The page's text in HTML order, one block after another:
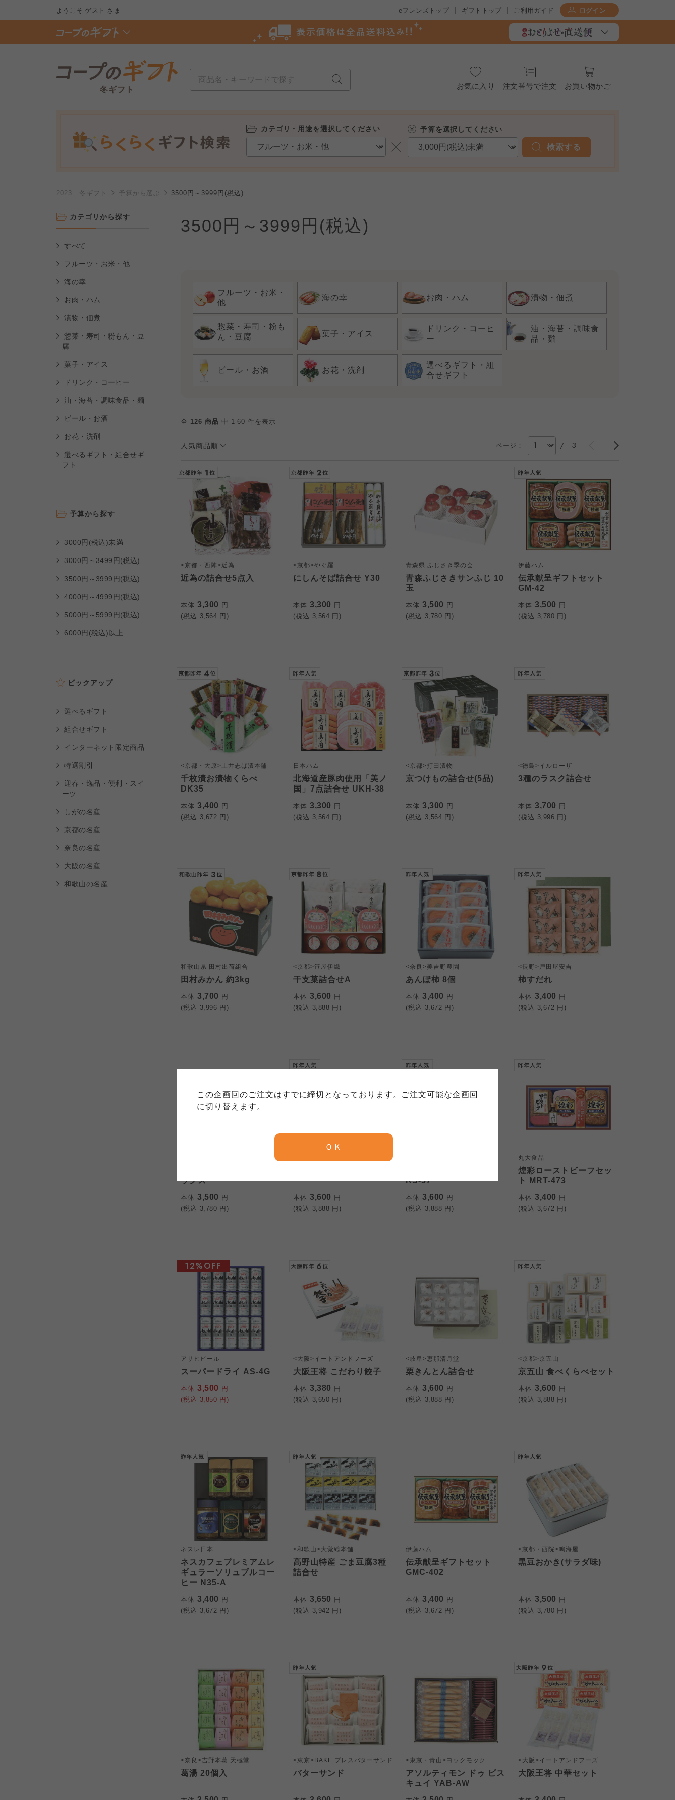
この企画回のご注文はすでに締切となっております。ご注文可能な企画回
に切り替えます。
ＯＫ
ようこそゲスト さま eフレンズトップ ギフトトップ ご利用ガイド ログイン
冬ギフト お気に入り 注文番号で注文 お買い物かご
カテゴリ・用途を選択してください 予算を選択してください
検索する
2023 冬ギフト 予算から選ぶ 3500円～3999円(税込)
カテゴリから探す
すべて
フルーツ・お米・他
海の幸
お肉・ハム
漬物・佃煮
惣菜・寿司・粉もん・豆
腐
菓子・アイス
ドリンク・コーヒー
油・海苔・調味食品・麺
ビール・お酒
お花・洗剤
選べるギフト・組合せギ
フト
予算から探す
3000円(税込)未満
3000円～3499円(税込)
3500円～3999円(税込)
4000円～4999円(税込)
5000円～5999円(税込)
6000円(税込)以上
ピックアップ
選べるギフト
組合せギフト
インターネット限定商品
特選割引
迎春・逸品・便利・スイ
ーツ
しがの名産
京都の名産
奈良の名産
大阪の名産
和歌山の名産
3500円～3999円(税込)
フルーツ・お米・
他
海の幸 お肉・ハム 漬物・佃煮
惣菜・寿司・粉も
ん・豆腐
菓子・アイス
ドリンク・コーヒ
ー
油・海苔・調味食
品・麺
ビール・お酒 お花・洗剤
選べるギフト・組
合せギフト
全 126 商品 中 1-60 件を表示
人気商品順 ページ： / 3
<京都・西陣>近為
近為の詰合せ5点入
本体 3,300 円
(税込 3,564 円)
<京都>やぐ羅
にしんそば詰合せ Y30
本体 3,300 円
(税込 3,564 円)
青森県 ふじさき季の会
青森ふじさきサンふじ 10
玉
本体 3,500 円
(税込 3,780 円)
伊藤ハム
伝承献呈ギフトセット
GM-42
本体 3,500 円
(税込 3,780 円)
<京都・大原>土井志ば漬本舗
千枚漬お漬物くらべ
DK35
本体 3,400 円
(税込 3,672 円)
日本ハム
北海道産豚肉使用「美ノ
国」7点詰合せ UKH-38
本体 3,300 円
(税込 3,564 円)
<京都>打田漬物
京つけもの詰合せ(5品)
本体 3,300 円
(税込 3,564 円)
<徳島>イルローザ
3種のラスク詰合せ
本体 3,700 円
(税込 3,996 円)
和歌山県 田村出荷組合
田村みかん 約3kg
本体 3,700 円
(税込 3,996 円)
<京都>笹屋伊織
干支菓詰合せA
本体 3,600 円
(税込 3,888 円)
<奈良>美吉野農園
あんぽ柿 8個
本体 3,400 円
(税込 3,672 円)
<長野>戸田屋安吉
柿すだれ
本体 3,400 円
(税込 3,672 円)
ックス
本体 3,500 円
(税込 3,780 円)
本体 3,600 円
(税込 3,888 円)
RS-37
本体 3,600 円
(税込 3,888 円)
丸大食品
煌彩ローストビーフセッ
ト MRT-473
本体 3,400 円
(税込 3,672 円)
アサヒビール
スーパードライ AS-4G
本体 3,500 円
(税込 3,850 円)
12%OFF
<大阪>イートアンドフーズ
大阪王将 こだわり餃子
本体 3,380 円
(税込 3,650 円)
<岐阜>恵那清月堂
栗きんとん詰合せ
本体 3,600 円
(税込 3,888 円)
<京都>京五山
京五山 食べくらべセット
本体 3,600 円
(税込 3,888 円)
ネスレ日本
ネスカフェプレミアムレ
ギュラーソリュブルコー
ヒー N35-A
本体 3,400 円
(税込 3,672 円)
<和歌山>大覚総本舗
高野山特産 ごま豆腐3種
詰合せ
本体 3,650 円
(税込 3,942 円)
伊藤ハム
伝承献呈ギフトセット
GMC-402
本体 3,400 円
(税込 3,672 円)
<京都・西院>鳴海屋
黒豆おかき(サラダ味)
本体 3,500 円
(税込 3,780 円)
<奈良>吉野本葛 天極堂
葛湯 20個入
<東京>BAKE プレスバターサンド
バターサンド
<東京・青山>ヨックモック
アソルティモン ドゥ ビス
キュイ YAB-AW
<大阪>イートアンドフーズ
大阪王将 中華セット
このサイトは7つの生協から業務委託を受けて、コープきんき事業連合が運営しています。ご自身が加入されている生協が定
める利用約款をご確認のうえ、ご利用ください。なお、クチコミ投稿については、利用約款の細則として規定されています。
よどがわ市民生協 大阪いずみ市民生協 わかやま市民生協
ては、コープ事業連合、ならびに各生協の「個人情報保護方針」にもどづいて、コープ事業連合が適切に管理をおこなってい
コープ事業連合、ならびに各生協の「個人情報保護方針」については各生協のボタンをクリックしてご確認ください。
ならコープ おおさかパルコープ
大阪いずみ市民生協 わかやま市民生協
各生協の「特定商取引法に基づく表記について」については各生協のボタンをクリックしてご確認ください。
よどがわ市民生協 わかやま市民生協